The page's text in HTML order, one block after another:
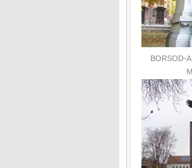
BORSOD-